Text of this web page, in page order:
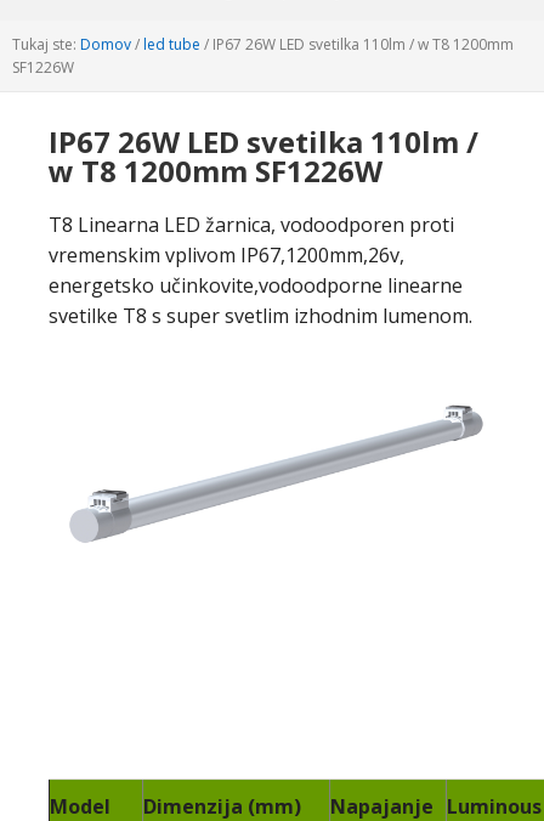
Tukaj ste: Domov/ led tube / IP67 26W LED svetilka 110lm / w T8 1200mm
SF1226W
IP67 26W LED svetilka 110lm /
w T8 1200mm SF1226W
T8 Linearna LED žarnica, vodoodporen proti
vremenskim vplivom IP67,1200mm,26v,
energetsko učinkovite,vodoodporne linearne
svetilke T8 s super svetlim izhodnim lumenom.
Model Dimenzija (mm) Napajanje